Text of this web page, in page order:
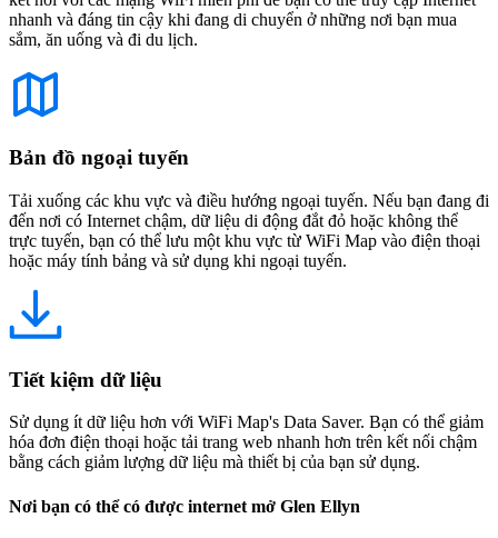
nhanh và đáng tin cậy khi đang di chuyển ở những nơi bạn mua
sắm, ăn uống và đi du lịch.
Bản đồ ngoại tuyến
Tải xuống các khu vực và điều hướng ngoại tuyến. Nếu bạn đang đi
đến nơi có Internet chậm, dữ liệu di động đắt đỏ hoặc không thể
trực tuyến, bạn có thể lưu một khu vực từ WiFi Map vào điện thoại
hoặc máy tính bảng và sử dụng khi ngoại tuyến.
Tiết kiệm dữ liệu
Sử dụng ít dữ liệu hơn với WiFi Map's Data Saver. Bạn có thể giảm
hóa đơn điện thoại hoặc tải trang web nhanh hơn trên kết nối chậm
bằng cách giảm lượng dữ liệu mà thiết bị của bạn sử dụng.
Nơi bạn có thể có được internet mở Glen Ellyn